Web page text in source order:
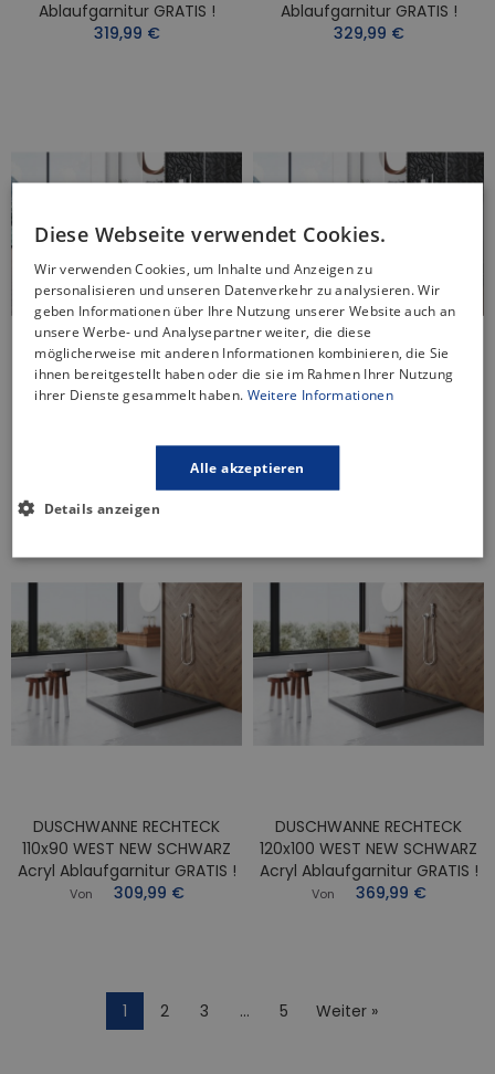
Ablaufgarnitur GRATIS !
319,99 €
Ablaufgarnitur GRATIS !
329,99 €
DUSCHWANNE RECHTECK
Ablaufgarnitur GRATIS !
DUSCHWANNE RECHTECK
Ablaufgarnitur GRATIS !
DUSCHWANNE RECHTECK
110x90 WEST NEW SCHWARZ
Acryl Ablaufgarnitur GRATIS !
Von 309,99 €
DUSCHWANNE RECHTECK
120x100 WEST NEW SCHWARZ
Acryl Ablaufgarnitur GRATIS !
Von 369,99 €
1 2 3 … 5 Weiter »
Diese Webseite verwendet Cookies.
Wir verwenden Cookies, um Inhalte und Anzeigen zu
personalisieren und unseren Datenverkehr zu analysieren. Wir
geben Informationen über Ihre Nutzung unserer Website auch an
unsere Werbe- und Analysepartner weiter, die diese
möglicherweise mit anderen Informationen kombinieren, die Sie
ihnen bereitgestellt haben oder die sie im Rahmen Ihrer Nutzung
ihrer Dienste gesammelt haben. Weitere Informationen
Alle akzeptieren
Details anzeigen